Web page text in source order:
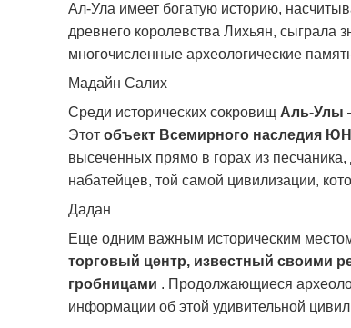
Ал-Ула имеет богатую историю,
древнего королевства Лихьян, сыграла
многочисленные археологические
Мадайн Салих
Среди исторических сокровищ Аль-Улы
Этот объект Всемирного наследия
высеченных прямо в горах из
набатейцев, той самой цивилизации,
Дадан
Еще одним важным историческим
торговый центр, известный своими
гробницами . Продолжающиеся
информации об этой удивительной